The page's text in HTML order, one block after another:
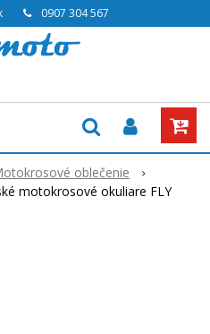
0907 304 567
oblečenie
motokrosové okuliare FLY